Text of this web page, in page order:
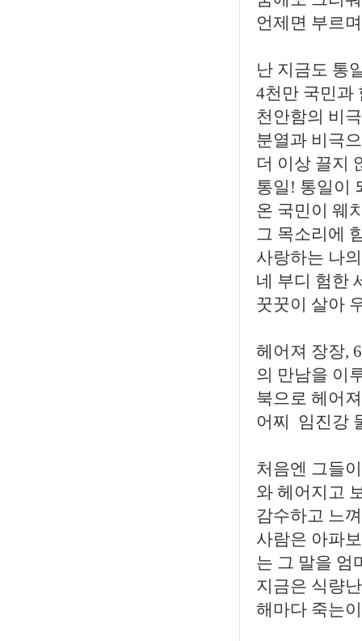
언제면 부르
난 지금도 통
4천만 국민과
천안함의 비
분열과 비극
더 이상 끌지
통일! 통일이
온 국민이 웨
그 목소리에
사랑하는 나
네 부디 험한
꿋꿋이 살아
헤어져 장장,
의 만남을 이
북으로 헤어
어찌 임진강
처음엔 그들
와 헤어지고
감수하고 느
사람은 아파
는 그 말을 엄
지금은 식량
해마다 죽는